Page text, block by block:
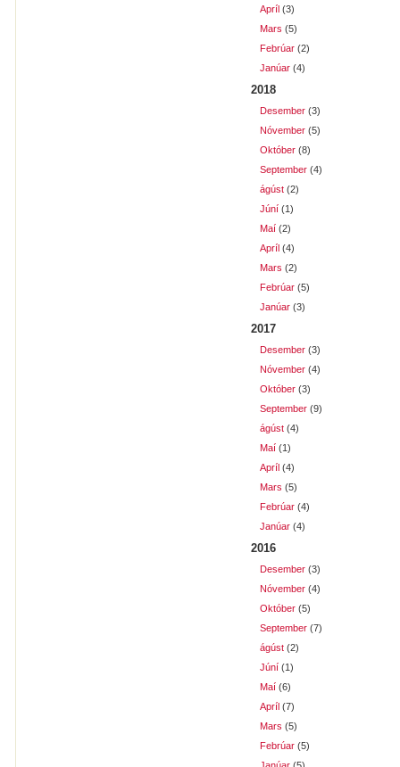
Apríl (3)
Mars (5)
Febrúar (2)
Janúar (4)
2018
Desember (3)
Nóvember (5)
Október (8)
September (4)
ágúst (2)
Júní (1)
Maí (2)
Apríl (4)
Mars (2)
Febrúar (5)
Janúar (3)
2017
Desember (3)
Nóvember (4)
Október (3)
September (9)
ágúst (4)
Maí (1)
Apríl (4)
Mars (5)
Febrúar (4)
Janúar (4)
2016
Desember (3)
Nóvember (4)
Október (5)
September (7)
ágúst (2)
Júní (1)
Maí (6)
Apríl (7)
Mars (5)
Febrúar (5)